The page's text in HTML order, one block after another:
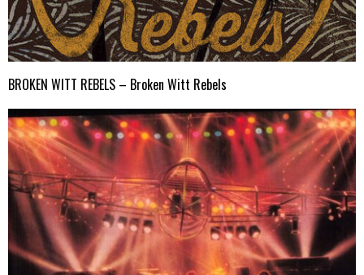
BROKEN WITT REBELS – Broken Witt Rebels